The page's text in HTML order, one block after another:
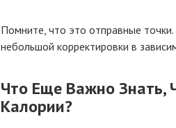
Помните, что это отправные
небольшой корректировки в
Что Еще Важно Знать,
Калории?